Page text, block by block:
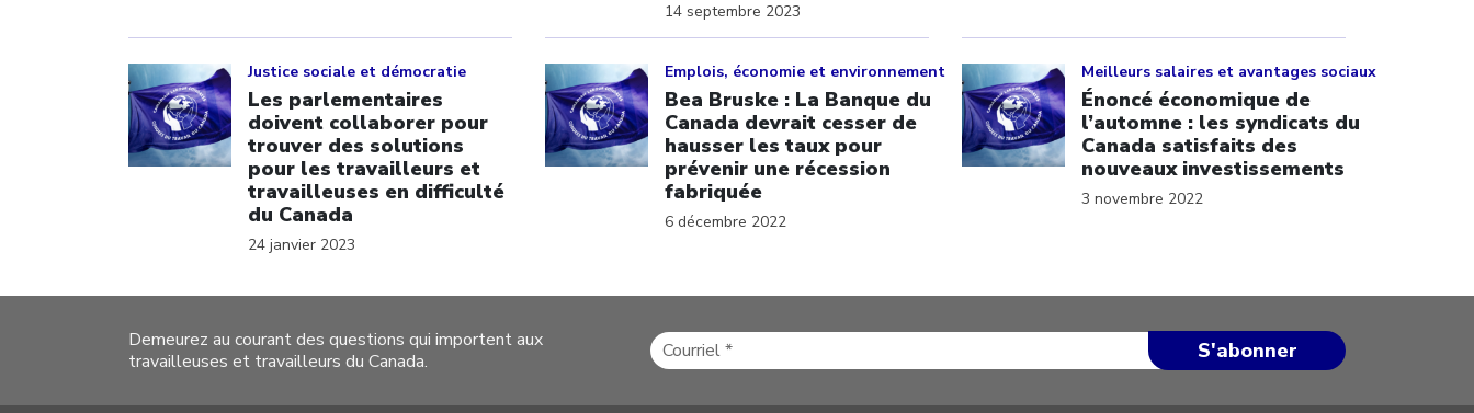
14 septembre 2023
Justice sociale et démocratie
Les parlementaires
doivent collaborer pour
trouver des solutions
pour les travailleurs et
travailleuses en difficulté
du Canada
24 janvier 2023
Emplois, économie et environnement
Bea Bruske : La Banque du
Canada devrait cesser de
hausser les taux pour
prévenir une récession
fabriquée
6 décembre 2022
Meilleurs salaires et avantages sociaux
Énoncé économique de
l’automne : les syndicats du
Canada satisfaits des
nouveaux investissements
3 novembre 2022
Demeurez au courant des questions qui importent aux
travailleuses et travailleurs du Canada.